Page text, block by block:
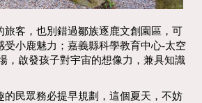
旅客，也別錯過鄒族逐鹿文創園區，可
受小鹿魅力；嘉義縣科學教育中心-太空
，啟發孩子對宇宙的想像力，兼具知識
的民眾務必提早規劃，這個夏天，不妨